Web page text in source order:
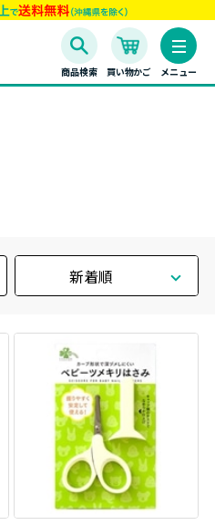
商品検索 買い物かご メニュー
新着順